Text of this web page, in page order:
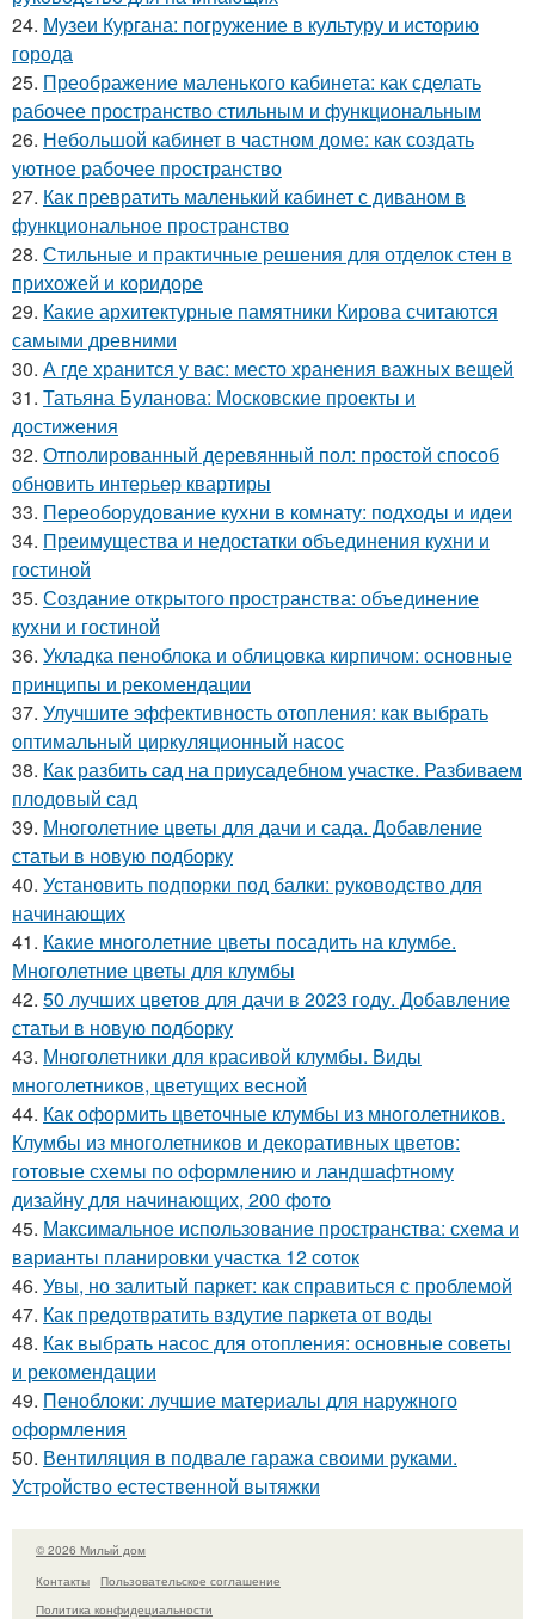
24. Музеи Кургана: погружение в культуру и историю
города
25. Преображение маленького кабинета: как сделать
рабочее пространство стильным и функциональным
26. Небольшой кабинет в частном доме: как создать
уютное рабочее пространство
27. Как превратить маленький кабинет с диваном в
функциональное пространство
28. Стильные и практичные решения для отделок стен в
прихожей и коридоре
29. Какие архитектурные памятники Кирова считаются
самыми древними
30. А где хранится у вас: место хранения важных вещей
31. Татьяна Буланова: Московские проекты и
достижения
32. Отполированный деревянный пол: простой способ
обновить интерьер квартиры
33. Переоборудование кухни в комнату: подходы и идеи
34. Преимущества и недостатки объединения кухни и
гостиной
35. Создание открытого пространства: объединение
кухни и гостиной
36. Укладка пеноблока и облицовка кирпичом: основные
принципы и рекомендации
37. Улучшите эффективность отопления: как выбрать
оптимальный циркуляционный насос
38. Как разбить сад на приусадебном участке. Разбиваем
плодовый сад
39. Многолетние цветы для дачи и сада. Добавление
статьи в новую подборку
40. Установить подпорки под балки: руководство для
начинающих
41. Какие многолетние цветы посадить на клумбе.
Многолетние цветы для клумбы
42. 50 лучших цветов для дачи в 2023 году. Добавление
статьи в новую подборку
43. Многолетники для красивой клумбы. Виды
многолетников, цветущих весной
44. Как оформить цветочные клумбы из многолетников.
Клумбы из многолетников и декоративных цветов:
готовые схемы по оформлению и ландшафтному
дизайну для начинающих, 200 фото
45. Максимальное использование пространства: схема и
варианты планировки участка 12 соток
46. Увы, но залитый паркет: как справиться с проблемой
47. Как предотвратить вздутие паркета от воды
48. Как выбрать насос для отопления: основные советы
и рекомендации
49. Пеноблоки: лучшие материалы для наружного
оформления
50. Вентиляция в подвале гаража своими руками.
Устройство естественной вытяжки
© 2026 Милый дом
Контакты
Пользовательское соглашение
Политика конфидециальности